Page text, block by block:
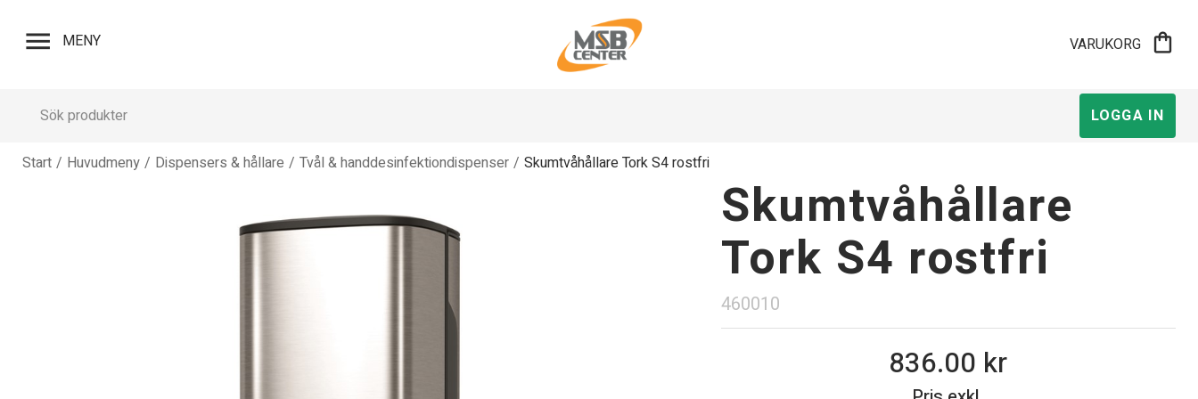
menu MENY VARUKORG shopping_bag
LOGGA IN
Start / Huvudmeny / Dispensers & hållare / Tvål & handdesinfektiondispenser / Skumtvåhållare Tork S4 rostfri
Skumtvåhållare
Tork S4 rostfri
460010
836.00